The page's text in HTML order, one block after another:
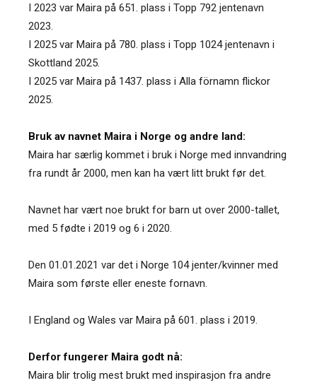
I 2023 var Maira på 651. plass i Topp 792 jentenavn
2023.
I 2025 var Maira på 780. plass i Topp 1024 jentenavn i
Skottland 2025.
I 2025 var Maira på 1437. plass i Alla förnamn flickor
2025.
Bruk av navnet Maira i Norge og andre land:
Maira har særlig kommet i bruk i Norge med innvandring
fra rundt år 2000, men kan ha vært litt brukt før det.
Navnet har vært noe brukt for barn ut over 2000-tallet,
med 5 fødte i 2019 og 6 i 2020.
Den 01.01.2021 var det i Norge 104 jenter/kvinner med
Maira som første eller eneste fornavn.
I England og Wales var Maira på 601. plass i 2019.
Derfor fungerer Maira godt nå:
Maira blir trolig mest brukt med inspirasjon fra andre